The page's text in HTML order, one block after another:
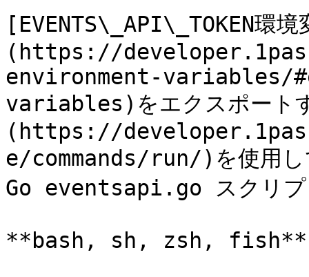
[EVENTS\_API\_TOKEN環
(https://
environment-variables/
variables)をエクスポート
(https://
e/commands/run/)を使用し
Go eventsapi.go スクリプ
**bash, sh, zsh, fish**